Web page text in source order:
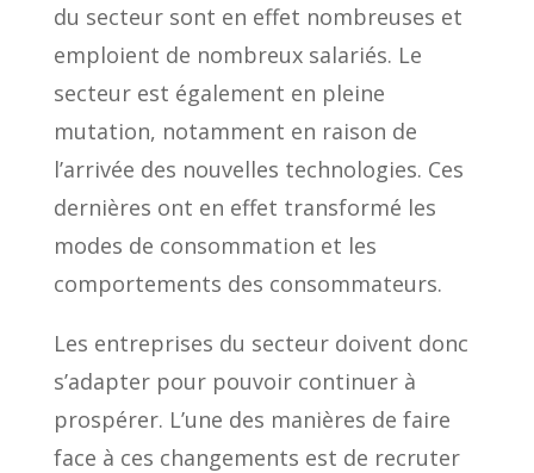
du secteur sont en effet nombreuses et
emploient de nombreux salariés. Le
secteur est également en pleine
mutation, notamment en raison de
l’arrivée des nouvelles technologies. Ces
dernières ont en effet transformé les
modes de consommation et les
comportements des consommateurs.
Les entreprises du secteur doivent donc
s’adapter pour pouvoir continuer à
prospérer. L’une des manières de faire
face à ces changements est de recruter